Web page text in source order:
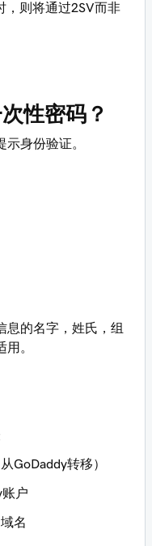
，则将通过2SV而非
性密码？
身份验证。
息的名字，姓氏，组
。
GoDaddy转移）
户
名